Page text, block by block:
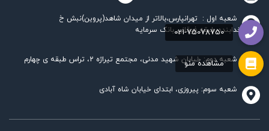
شعبه اول : تهرانپارس،بالاتر از میدان شاهد(پروین)نبش خ
خدابنده،طبقه فوقانی بانک سرمایه
شعبه دوم: خیابان شهید مدنی، مجتمع تیراژه 2، تراس طبقه ی چهارم
شعبه سوم: پیروزی، ابتدای خیابان شاه آبادی